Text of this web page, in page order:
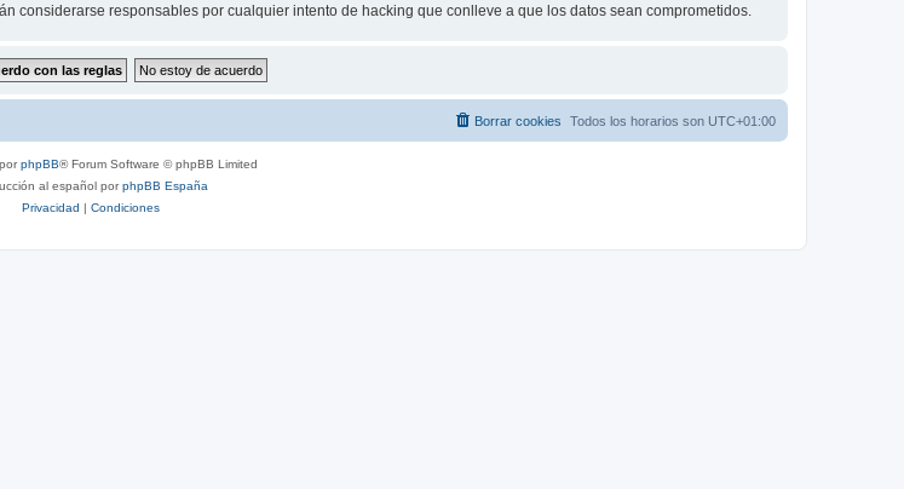
considerarse responsables por cualquier intento de hacking que conlleve a que los datos sean comprometidos.
Todos los horarios son UTC+01:00
Borrar cookies
phpBB® Forum Software © phpBB Limited
al español porphpBB España
Privacidad | Condiciones